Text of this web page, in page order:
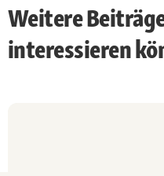
Weitere
interessieren